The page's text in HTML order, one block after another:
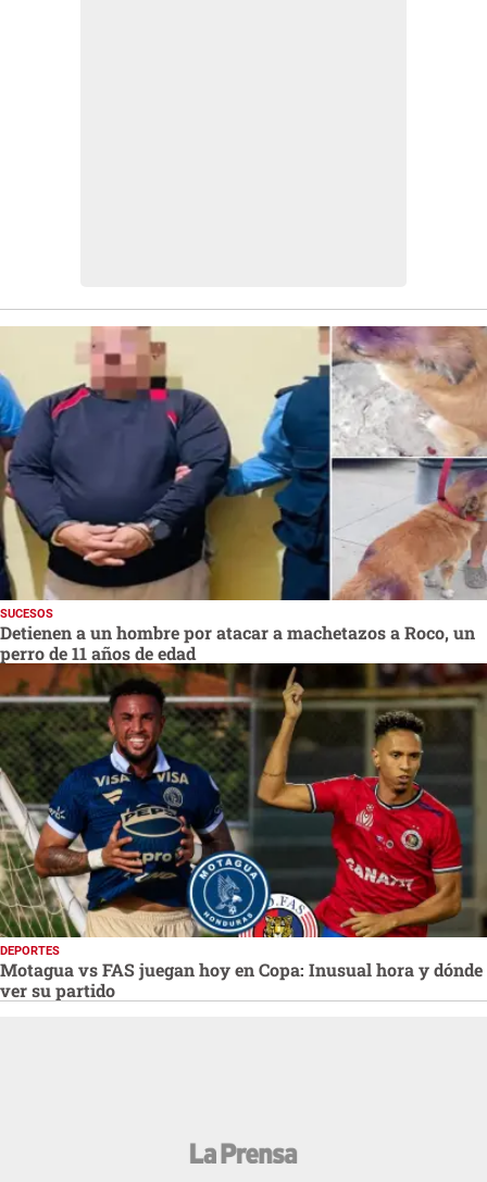
SUCESOS
Detienen a un hombre por atacar a machetazos a Roco, un
perro de 11 años de edad
DEPORTES
Motagua vs FAS juegan hoy en Copa: Inusual hora y dónde
ver su partido